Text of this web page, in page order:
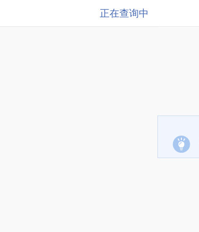
正在查询中